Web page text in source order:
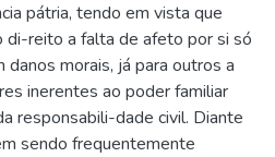
pátria, tendo em vista que
di-reito a falta de afeto por si só
morais, já para outros a
inerentes ao poder familiar
responsabili-dade civil. Diante
sendo frequentemente